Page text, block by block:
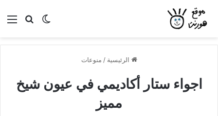
بحثالوضع
الرئيسية / منوعات
اجواء ستار أكاديمي في عيون شيخ
مميز